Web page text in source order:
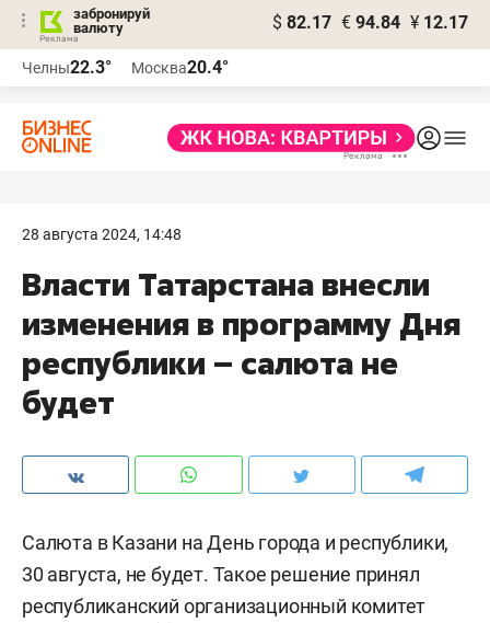
забронируй
валюту
$ 82.17 € 94.84 ¥ 12.17
Челны22.3° Москва20.4°
28 августа 2024, 14:48
Власти Татарстана внесли
изменения в программу Дня
республики – салюта не
будет
Салюта в Казани на День города и республики,
30 августа, не будет. Такое решение принял
республиканский организационный комитет